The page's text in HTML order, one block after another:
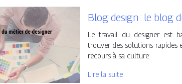
Blog design : le blog
Le travail du designer est
trouver des solutions rapides
recours à sa culture
Lire la suite